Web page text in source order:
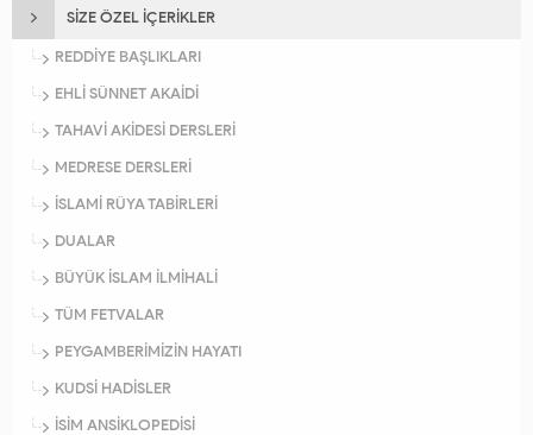
SİZE ÖZEL İÇERİKLER
REDDİYE BAŞLIKLARI
EHLİ SÜNNET AKAİDİ
TAHAVİ AKİDESİ DERSLERİ
MEDRESE DERSLERİ
İSLAMİ RÜYA TABİRLERİ
DUALAR
BÜYÜK İSLAM İLMİHALİ
TÜM FETVALAR
PEYGAMBERİMİZİN HAYATI
KUDSİ HADİSLER
İSİM ANSİKLOPEDİSİ